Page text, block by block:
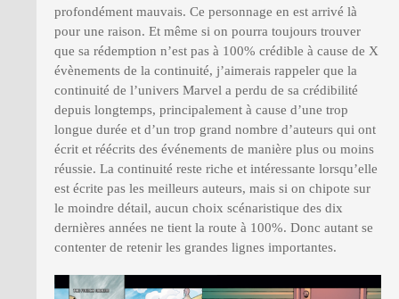
profondément mauvais. Ce personnage en est arrivé là
pour une raison. Et même si on pourra toujours trouver
que sa rédemption n’est pas à 100% crédible à cause de X
évènements de la continuité, j’aimerais rappeler que la
continuité de l’univers Marvel a perdu de sa crédibilité
depuis longtemps, principalement à cause d’une trop
longue durée et d’un trop grand nombre d’auteurs qui ont
écrit et réécrits des événements de manière plus ou moins
réussie. La continuité reste riche et intéressante lorsqu’elle
est écrite pas les meilleurs auteurs, mais si on chipote sur
le moindre détail, aucun choix scénaristique des dix
dernières années ne tient la route à 100%. Donc autant se
contenter de retenir les grandes lignes importantes.